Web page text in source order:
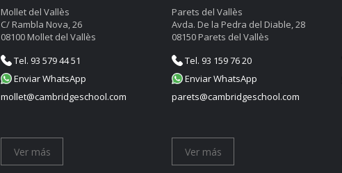
Mollet del Vallès
C/ Rambla Nova, 26
08100 Mollet del Vallès
Tel. 93 579 44 51
Enviar WhatsApp
mollet@cambridgeschool.com
Ver más
Parets del Vallès
Avda. De la Pedra del Diable, 28
08150 Parets del Vallès
Tel. 93 159 76 20
Enviar WhatsApp
parets@cambridgeschool.com
Ver más